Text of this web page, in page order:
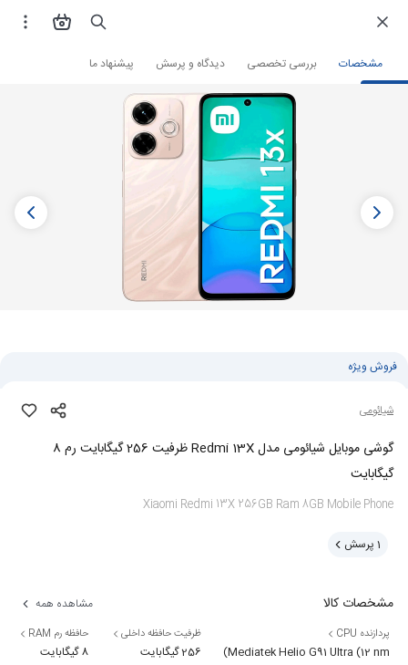
مشخصات بررسی تخصصی دیدگاه و پرسش پیشنهاد ما فروشگاه اینترنتی گوشی موبایل گوشی شیائومی
فروش ویژه
شیائومی
گوشی موبایل شیائومی مدل Redmi 13X ظرفیت 256 گیگابایت رم 8
گیگابایت
Xiaomi Redmi 13X 256GB Ram 8GB Mobile Phone
1 پرسش
مشخصات کالا مشاهده همه
پردازنده CPU
Mediatek Helio G91 Ultra (12 nm)
ظرفیت حافظه داخلی
256 گیگابایت
حافظه رم RAM
8 گیگابایت